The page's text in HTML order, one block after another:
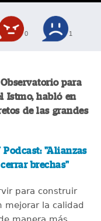
0 1
para
Istmo, habló en
de las grandes
Podcast: "Alianzas
brechas"
para construir
mejorar la calidad